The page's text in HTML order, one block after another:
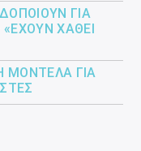
ΓΙΑ
ΧΑΘΕΊ
ΜΟΝΤΈΛΑ ΓΙΑ